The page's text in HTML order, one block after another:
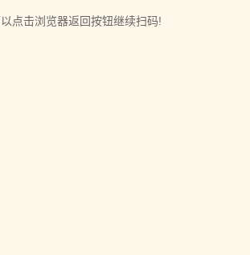
点击浏览器返回按钮继续扫码!